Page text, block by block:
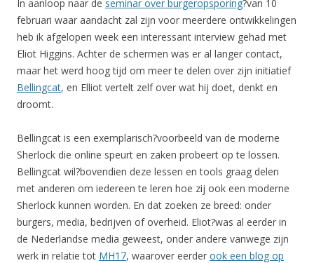
In aanloop naar de seminar over burgeropsporing?van 10
februari waar aandacht zal zijn voor meerdere ontwikkelingen
heb ik afgelopen week een interessant interview gehad met
Eliot Higgins. Achter de schermen was er al langer contact,
maar het werd hoog tijd om meer te delen over zijn initiatief
Bellingcat, en Elliot vertelt zelf over wat hij doet, denkt en
droomt.
Bellingcat is een exemplarisch?voorbeeld van de moderne
Sherlock die online speurt en zaken probeert op te lossen.
Bellingcat wil?bovendien deze lessen en tools graag delen
met anderen om iedereen te leren hoe zij ook een moderne
Sherlock kunnen worden. En dat zoeken ze breed: onder
burgers, media, bedrijven of overheid. Eliot?was al eerder in
de Nederlandse media geweest, onder andere vanwege zijn
werk in relatie tot MH17, waarover eerder ook een blog op